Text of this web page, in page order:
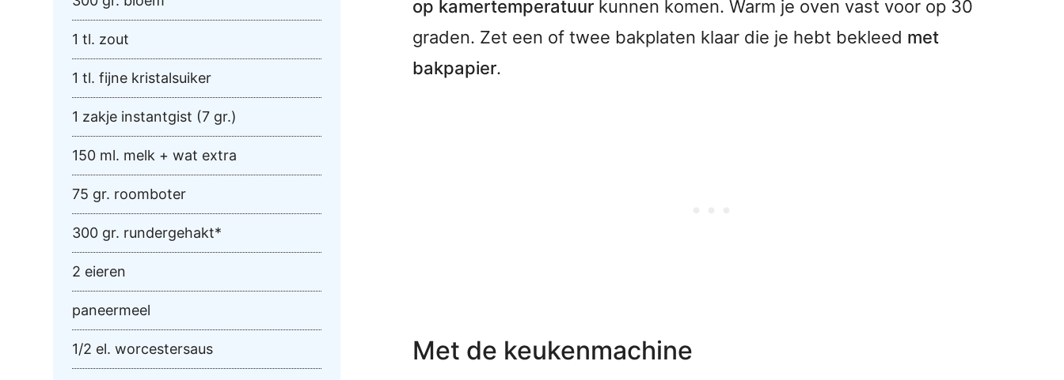
1 tl. zout
1 tl. fijne kristalsuiker
1 zakje instantgist (7 gr.)
150 ml. melk + wat extra
75 gr. roomboter
300 gr. rundergehakt*
2 eieren
paneermeel
1/2 el. worcestersaus
op kamertemperatuurkunnen komen. Warm je oven vast voor op 30
graden. Zet een of twee bakplaten klaar die je hebt bekleed met
bakpapier.
Met de keukenmachine